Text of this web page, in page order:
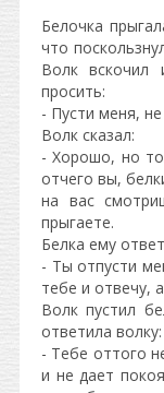
Белочка
что
Волк вскочил
просить:
- Пусти меня,
Волк сказал:
- Хорошо, но
отчего вы,
на вас
прыгаете.
Белка ему
- Ты отпусти
тебе и отвечу,
Волк пустил
ответила волку:
- Тебе оттого
и не дает